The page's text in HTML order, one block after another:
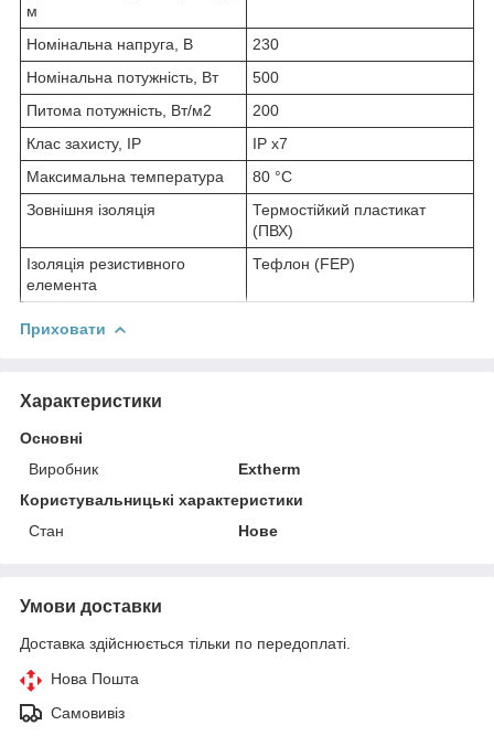
м
Номінальна напруга, В
230
Номінальна потужність, Вт
500
Питома потужність, Вт/м2
200
Клас захисту, IP
IP x7
Максимальна температура
80 °С
Зовнішня ізоляція
Термостійкий пластикат
(ПВХ)
Ізоляція резистивного
елемента
Тефлон (FEP)
Приховати
Характеристики
Основні
Виробник
Extherm
Користувальницькі характеристики
Стан
Нове
Умови доставки
Доставка здійснюється тільки по передоплаті.
Нова Пошта
Самовивіз